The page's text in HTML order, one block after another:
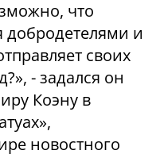
что
и
своих
- задался он
Коэну в
новостного